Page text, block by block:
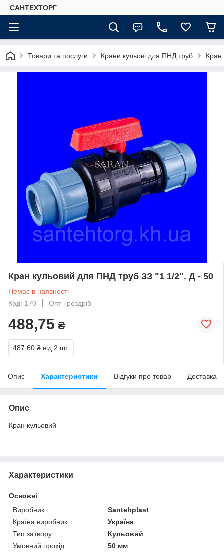
САНТЕХТОРГ
Товари та послуги Крани кульові для ПНД труб Кран
Кран кульовий для ПНД труб ЗЗ "1 1/2". Д - 50
Немає в наявності
Код: 170
Опт і роздріб
488,75 ₴
487,60 ₴ від 2 шт.
Опис Характеристики Відгуки про товар Доставка
Опис
Кран кульовий
Характеристики
Основні
Виробник
Santehplast
Країна виробник
Україна
Тип затвору
Кульовий
Умовний прохід
50 мм